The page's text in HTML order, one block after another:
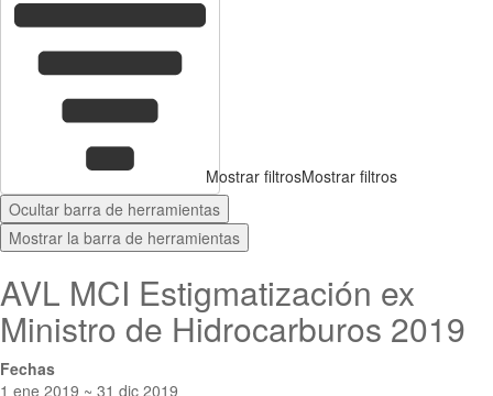
Mostrar filtrosMostrar filtros
Ocultar barra de herramientas
Mostrar la barra de herramientas
AVL MCI Estigmatización ex
Ministro de Hidrocarburos 2019
Fechas
1 ene 2019 ~ 31 dic 2019